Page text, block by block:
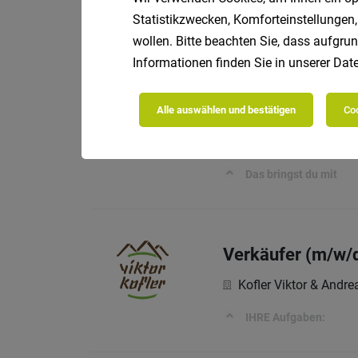
Wer wir sind
Chef de Partie
Das bringst du mit
Verkäufer (m/w/
Kofler Viktor &
IHRE Aufgaben:
Statistikzwecken,
wollen. Bitte beachten Sie, dass
Informationen finden Sie in unserer
Alle auswählen und bestätigen